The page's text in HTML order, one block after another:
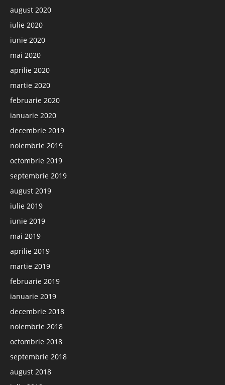
august 2020
iulie 2020
iunie 2020
mai 2020
aprilie 2020
martie 2020
februarie 2020
ianuarie 2020
decembrie 2019
noiembrie 2019
octombrie 2019
septembrie 2019
august 2019
iulie 2019
iunie 2019
mai 2019
aprilie 2019
martie 2019
februarie 2019
ianuarie 2019
decembrie 2018
noiembrie 2018
octombrie 2018
septembrie 2018
august 2018